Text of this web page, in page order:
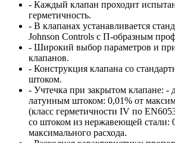
- Каждый клапан проходит
герметичность.
- В клапанах устанавливается
Johnson Controls с П-образным
- Широкий выбор параметров и
клапанов.
- Конструкция клапана со
штоком.
- Учтечка при закрытом клапане: -
латунным штоком: 0,01% от
(класс герметичности IV по
со штоком из нержавеющей стали:
максимального расхода.